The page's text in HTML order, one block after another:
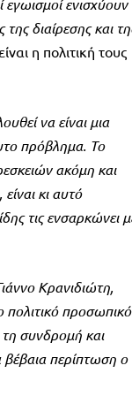
εγωισμοί ενισχύουν
διαίρεσης και
η πολιτική τους
να είναι μια
πρόβλημα. Το
ακόμη και
κι αυτό
τις ενσαρκώνει
Κρανιδιώτη,
προσωπικό
συνδρομή και
περίπτωση ο